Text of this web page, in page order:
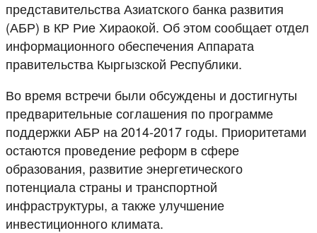
представительства Азиатского банка развития
(АБР) в КР Рие Хираокой. Об этом сообщает отдел
информационного обеспечения Аппарата
правительства Кыргызской Республики.
Во время встречи были обсуждены и достигнуты
предварительные соглашения по программе
поддержки АБР на 2014-2017 годы. Приоритетами
остаются проведение реформ в сфере
образования, развитие энергетического
потенциала страны и транспортной
инфраструктуры, а также улучшение
инвестиционного климата.